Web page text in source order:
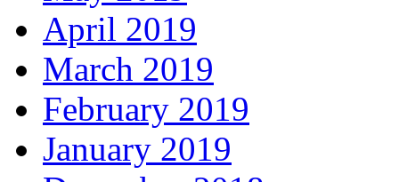
April 2019
March 2019
February 2019
January 2019